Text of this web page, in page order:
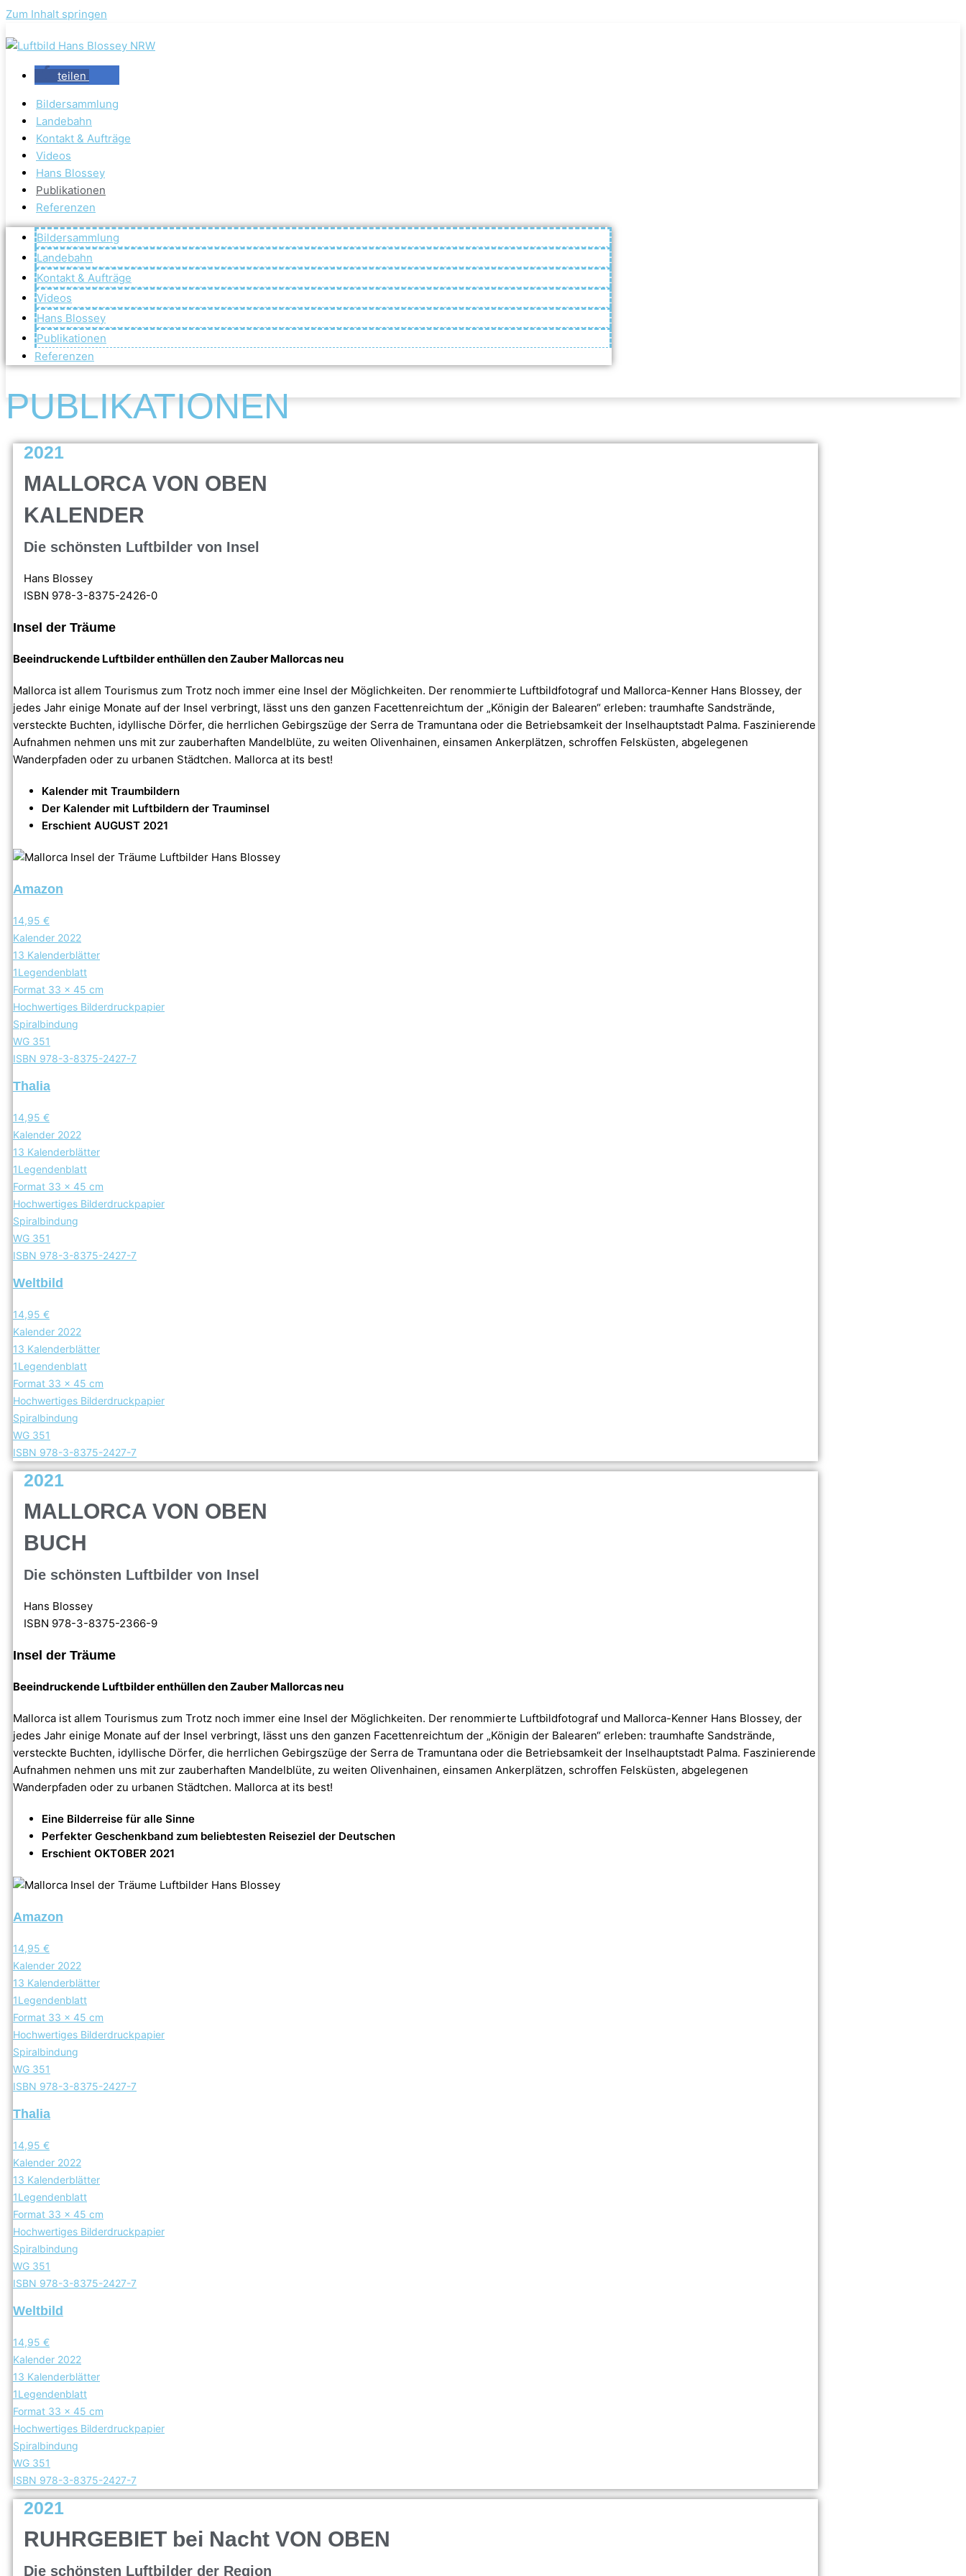
Zum Inhalt springen
teilen
Bildersammlung
Landebahn
Kontakt & Aufträge
Videos
Hans Blossey
Publikationen
Referenzen
Bildersammlung
Landebahn
Kontakt & Aufträge
Videos
Hans Blossey
Publikationen
Referenzen
PUBLIKATIONEN
2021
MALLORCA VON OBEN
KALENDER
Die schönsten Luftbilder von Insel
Hans Blossey
ISBN 978-3-8375-2426-0
Insel der Träume
Beeindruckende Luftbilder enthüllen den Zauber Mallorcas neu
Mallorca ist allem Tourismus zum Trotz noch immer eine Insel der Möglichkeiten. Der renommierte Luftbildfotograf und Mallorca-Kenner Hans Blossey, der
jedes Jahr einige Monate auf der Insel verbringt, lässt uns den ganzen Facettenreichtum der „Königin der Balearen“ erleben: traumhafte Sandstrände,
versteckte Buchten, idyllische Dörfer, die herrlichen Gebirgszüge der Serra de Tramuntana oder die Betriebsamkeit der lnselhauptstadt Palma. Faszinierende
Aufnahmen nehmen uns mit zur zauberhaften Mandelblüte, zu weiten Olivenhainen, einsamen Ankerplätzen, schroffen Felsküsten, abgelegenen
Wanderpfaden oder zu urbanen Städtchen. Mallorca at its best!
Kalender mit Traumbildern
Der Kalender mit Luftbildern der Trauminsel
Erschient AUGUST 2021
Amazon
14,95 €
Kalender 2022
13 Kalenderblätter
1Legendenblatt
Format 33 x 45 cm
Hochwertiges Bilderdruckpapier
Spiralbindung
WG 351
ISBN 978-3-8375-2427-7
Thalia
14,95 €
Kalender 2022
13 Kalenderblätter
1Legendenblatt
Format 33 x 45 cm
Hochwertiges Bilderdruckpapier
Spiralbindung
WG 351
ISBN 978-3-8375-2427-7
Weltbild
14,95 €
Kalender 2022
13 Kalenderblätter
1Legendenblatt
Format 33 x 45 cm
Hochwertiges Bilderdruckpapier
Spiralbindung
WG 351
ISBN 978-3-8375-2427-7
2021
MALLORCA VON OBEN
BUCH
Die schönsten Luftbilder von Insel
Hans Blossey
ISBN 978-3-8375-2366-9
Insel der Träume
Beeindruckende Luftbilder enthüllen den Zauber Mallorcas neu
Mallorca ist allem Tourismus zum Trotz noch immer eine Insel der Möglichkeiten. Der renommierte Luftbildfotograf und Mallorca-Kenner Hans Blossey, der
jedes Jahr einige Monate auf der Insel verbringt, lässt uns den ganzen Facettenreichtum der „Königin der Balearen“ erleben: traumhafte Sandstrände,
versteckte Buchten, idyllische Dörfer, die herrlichen Gebirgszüge der Serra de Tramuntana oder die Betriebsamkeit der lnselhauptstadt Palma. Faszinierende
Aufnahmen nehmen uns mit zur zauberhaften Mandelblüte, zu weiten Olivenhainen, einsamen Ankerplätzen, schroffen Felsküsten, abgelegenen
Wanderpfaden oder zu urbanen Städtchen. Mallorca at its best!
Eine Bilderreise für alle Sinne
Perfekter Geschenkband zum beliebtesten Reiseziel der Deutschen
Erschient OKTOBER 2021
Amazon
14,95 €
Kalender 2022
13 Kalenderblätter
1Legendenblatt
Format 33 x 45 cm
Hochwertiges Bilderdruckpapier
Spiralbindung
WG 351
ISBN 978-3-8375-2427-7
Thalia
14,95 €
Kalender 2022
13 Kalenderblätter
1Legendenblatt
Format 33 x 45 cm
Hochwertiges Bilderdruckpapier
Spiralbindung
WG 351
ISBN 978-3-8375-2427-7
Weltbild
14,95 €
Kalender 2022
13 Kalenderblätter
1Legendenblatt
Format 33 x 45 cm
Hochwertiges Bilderdruckpapier
Spiralbindung
WG 351
ISBN 978-3-8375-2427-7
2021
RUHRGEBIET bei Nacht VON OBEN
Die schönsten Luftbilder der Region